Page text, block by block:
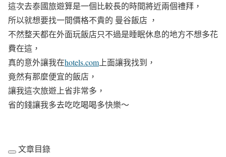
這次去泰國旅遊算是一個比較長的時間將近兩個禮拜，
所以就想要找一間價格不貴的 曼谷飯店 ，
不然整天都在外面玩飯店只不過是睡眠休息的地方不想多花
費在這，
真的意外讓我在hotels.com 上面讓我找到，
竟然有那麼便宜的飯店，
讓我這次旅遊上省非常多，
省的錢讓我多去吃吃喝喝多快樂～
文章目錄